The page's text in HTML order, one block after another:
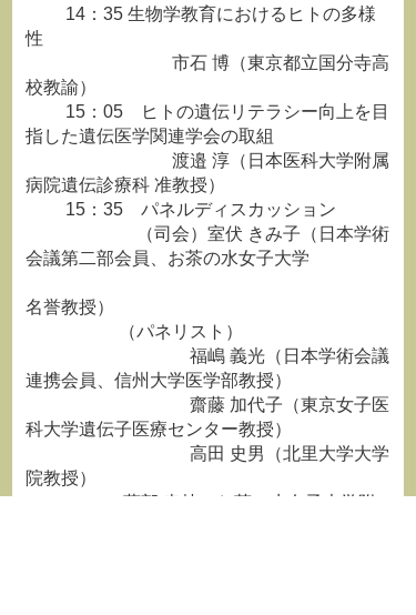
14：35 生物学教育におけるヒトの多様
性
市石 博（東京都立国分寺高
校教諭）
15：05 ヒトの遺伝リテラシー向上を目
指した遺伝医学関連学会の取組
渡邉 淳（日本医科大学附属
病院遺伝診療科 准教授）
15：35 パネルディスカッション
（司会）室伏 きみ子（日本学術
会議第二部会員、お茶の水女子大学
名誉教授）
（パネリスト）
福嶋 義光（日本学術会議
連携会員、信州大学医学部教授）
齋藤 加代子（東京女子医
科大学遺伝子医療センター教授）
高田 史男（北里大学大学
院教授）
薗部 幸枝（お茶の水女子大学附